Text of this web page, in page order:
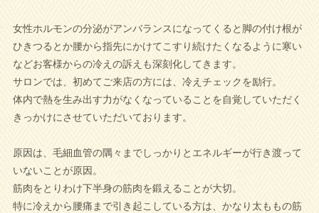
女性ホルモンの分泌がアンバランスになってくると脚の付け根が
ひきつるとか腰から指先にかけてこすり続けたくなるように寒い
などお客様からの冷えの訴えも深刻化してきます。
サロンでは、初めてご来店の方には、冷えチェックを励行。
体内で熱を生み出す力がなくなっていることを自覚していただく
きっかけにさせていただいております。
原因は、毛細血管の隅々までしっかりとエネルギーが行き渡って
いないことが原因。
筋肉をとりわけ下半身の筋肉を鍛えることが大切。
特に冷えから腰痛まで引き起こしている方は、かなり太ももの筋